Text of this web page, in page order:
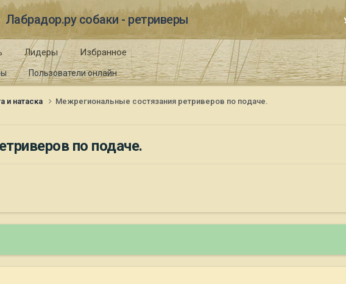
Лабрадор.ру собаки - ретриверы
Пользователи онлайн
Лидеры Избранное
и натаска Межрегиональные состязания ретриверов по подаче.
по подаче.